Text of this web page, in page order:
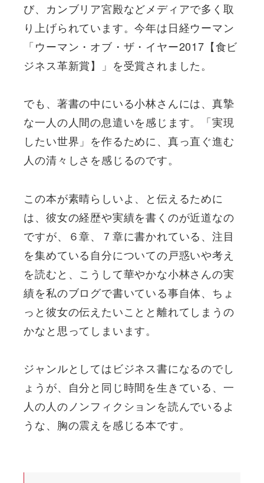
び、カンブリア宮殿などメディアで多く取
り上げられています。今年は日経ウーマン
「ウーマン・オブ・ザ・イヤー2017【食ビ
ジネス革新賞】」を受賞されました。
でも、著書の中にいる小林さんには、真摯
な一人の人間の息遣いを感じます。「実現
したい世界」を作るために、真っ直ぐ進む
人の清々しさを感じるのです。
この本が素晴らしいよ、と伝えるために
は、彼女の経歴や実績を書くのが近道なの
ですが、６章、７章に書かれている、注目
を集めている自分についての戸惑いや考え
を読むと、こうして華やかな小林さんの実
績を私のブログで書いている事自体、ちょ
っと彼女の伝えたいことと離れてしまうの
かなと思ってしまいます。
ジャンルとしてはビジネス書になるのでし
ょうが、自分と同じ時間を生きている、一
人の人のノンフィクションを読んでいるよ
うな、胸の震えを感じる本です。